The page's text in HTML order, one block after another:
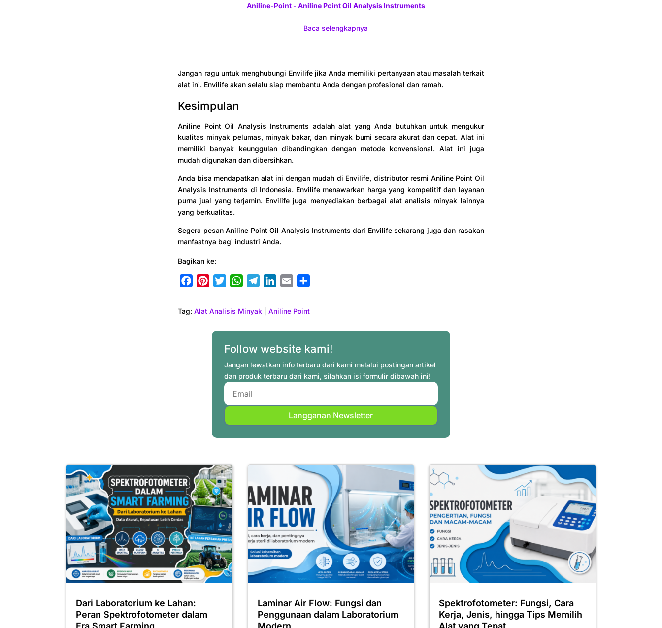
Aniline-Point - Aniline Point Oil Analysis Instruments
Baca selengkapnya
Jangan ragu untuk menghubungi Envilife jika Anda memiliki pertanyaan atau masalah terkait
alat ini. Envilife akan selalu siap membantu Anda dengan profesional dan ramah.
Kesimpulan
Aniline Point Oil Analysis Instruments adalah alat yang Anda butuhkan untuk mengukur
kualitas minyak pelumas, minyak bakar, dan minyak bumi secara akurat dan cepat. Alat ini
memiliki banyak keunggulan dibandingkan dengan metode konvensional. Alat ini juga
mudah digunakan dan dibersihkan.
Anda bisa mendapatkan alat ini dengan mudah di Envilife, distributor resmi Aniline Point Oil
Analysis Instruments di Indonesia. Envilife menawarkan harga yang kompetitif dan layanan
purna jual yang terjamin. Envilife juga menyediakan berbagai alat analisis minyak lainnya
yang berkualitas.
Segera pesan Aniline Point Oil Analysis Instruments dari Envilife sekarang juga dan rasakan
manfaatnya bagi industri Anda.
Bagikan ke:
c
n
e
t
e
W
a
s
A
p
g
r
m
n
e
d
n
a
l
e
Tag:Alat Analisis Minyak |Aniline Point
Follow website kami!
Jangan lewatkan info terbaru dari kami melalui postingan artikel
dan produk terbaru dari kami, silahkan isi formulir dibawah ini!
Langganan Newsletter
Dari Laboratorium ke Lahan:
Peran Spektrofotometer dalam
Era Smart Farming
Laminar Air Flow: Fungsi dan
Penggunaan dalam Laboratorium
Modern
Spektrofotometer: Fungsi, Cara
Kerja, Jenis, hingga Tips Memilih
Alat yang Tepat